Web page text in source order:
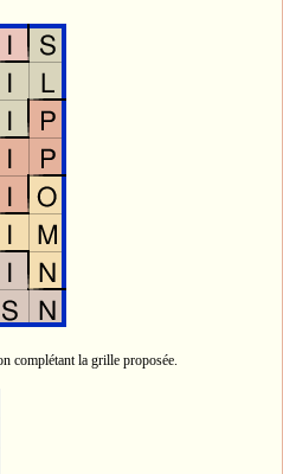
complétant la grille proposée.